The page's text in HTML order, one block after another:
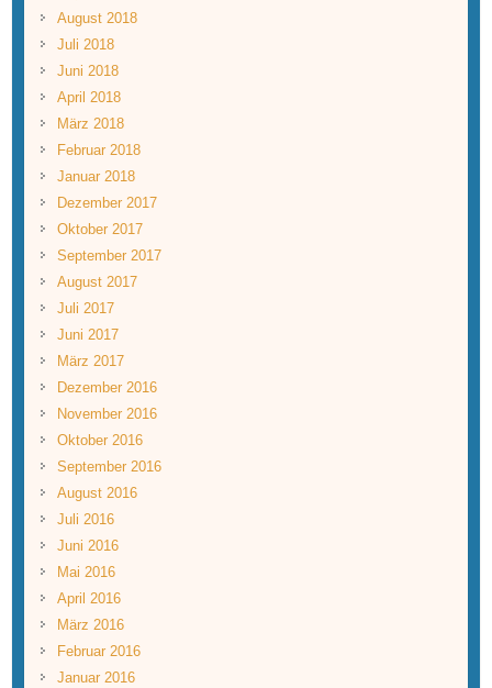
August 2018
Juli 2018
Juni 2018
April 2018
März 2018
Februar 2018
Januar 2018
Dezember 2017
Oktober 2017
September 2017
August 2017
Juli 2017
Juni 2017
März 2017
Dezember 2016
November 2016
Oktober 2016
September 2016
August 2016
Juli 2016
Juni 2016
Mai 2016
April 2016
März 2016
Februar 2016
Januar 2016